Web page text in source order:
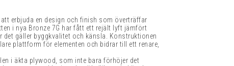
erbjuda en design och finish som överträffar
i nya Bronze 7G har fått ett rejält lyft jämfört
det gäller byggkvalitet och känsla. Konstruktionen
plattform för elementen och bidrar till ett renare,
i äkta plywood, som inte bara förhöjer det